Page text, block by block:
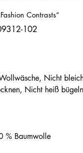
Contrasts“
102
Nicht
Nicht heiß
% Baumwolle